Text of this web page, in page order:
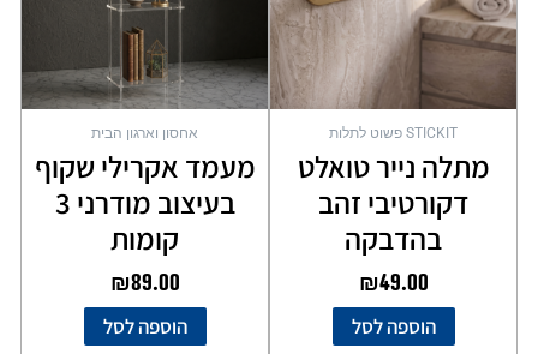
STICKIT פשוט לתלות
מתלה נייר טואלט
דקורטיבי זהב
בהדבקה
₪49.00
הוספה לסל
אחסון וארגון הבית
מעמד אקרילי שקוף
בעיצוב מודרני 3
קומות
₪89.00
הוספה לסל